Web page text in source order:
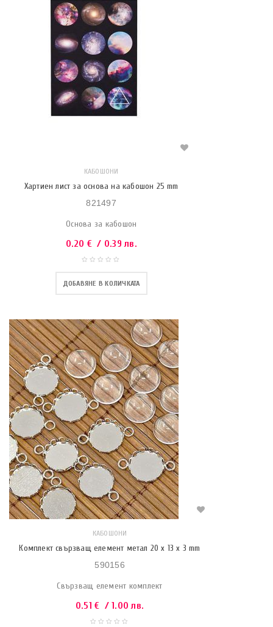
КАБОШОНИ
Хартиен лист за основа на кабошон 25 mm
821497
Основа за кабошон
0.20 € / 0.39 лв.
ДОБАВЯНЕ В КОЛИЧКАТА
КАБОШОНИ
Комплект свързващ елемент метал 20 x 13 x 3 mm
590156
Свързващ елемент комплект
0.51€ / 1.00 лв.